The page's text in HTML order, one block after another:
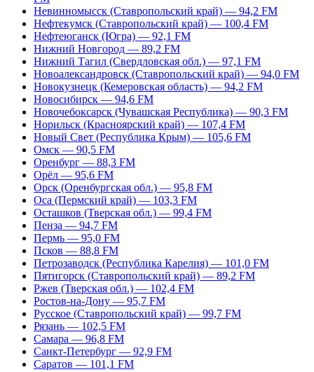
Невинномысск (Ставропольский край) — 94,2 FM
Нефтекумск (Ставропольский край) — 100,4 FM
Нефтеюганск (Югра) — 92,1 FM
Нижний Новгород — 89,2 FM
Нижний Тагил (Свердловская обл.) — 97,1 FM
Новоалександровск (Ставропольский край) — 94,0 FM
Новокузнецк (Кемеровская область) — 94,2 FM
Новосибирск — 94,6 FM
Новочебоксарск (Чувашская Республика) — 90,3 FM
Норильск (Красноярский край) — 107,4 FM
Новый Свет (Республика Крым) — 105,6 FM
Омск — 90,5 FM
Оренбург — 88,3 FM
Орёл — 95,6 FM
Орск (Оренбургская обл.) — 95,8 FM
Оса (Пермский край) — 103,3 FM
Осташков (Тверская обл.) — 99,4 FM
Пенза — 94,7 FM
Пермь — 95,0 FM
Псков — 88,8 FM
Петрозаводск (Республика Карелия) — 101,0 FM
Пятигорск (Ставропольский край) — 89,2 FM
Ржев (Тверская обл.) — 102,4 FM
Ростов-на-Дону — 95,7 FM
Русское (Ставропольский край) — 99,7 FM
Рязань — 102,5 FM
Самара — 96,8 FM
Санкт-Петербург — 92,9 FM
Саратов — 101,1 FM